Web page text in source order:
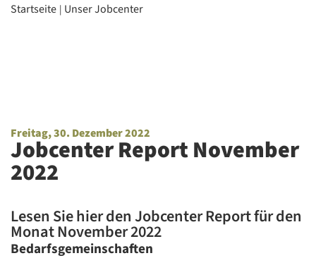
Startseite Unser Jobcenter
Freitag, 30. Dezember 2022
Jobcenter Report November
2022
Lesen Sie hier den Jobcenter Report für den
Monat November 2022
Bedarfsgemeinschaften